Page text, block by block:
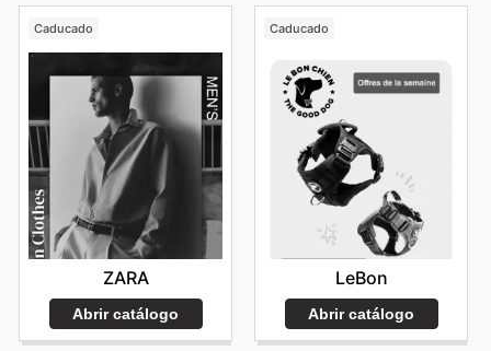
Caducado
ZARA
Abrir catálogo
Caducado
LeBon
Abrir catálogo